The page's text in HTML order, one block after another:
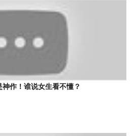
神作！谁说女生看不懂？